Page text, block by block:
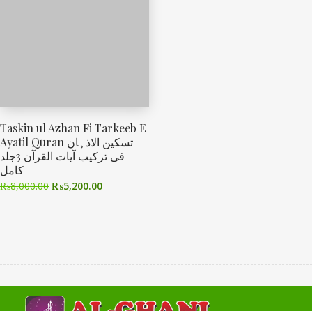
Taskin ul Azhan Fi Tarkeeb E
Ayatil Quran تسکین الاذہان
فی ترکیب آیات القرآن 3جلد
کامل
₨8,000.00 ₨5,200.00